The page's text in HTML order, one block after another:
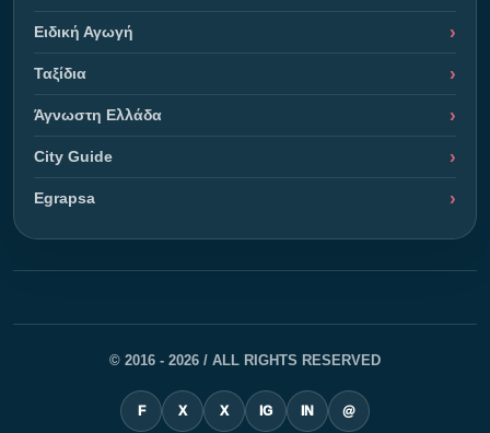
Ειδική Αγωγή
Ταξίδια
Άγνωστη Ελλάδα
City Guide
Egrapsa
© 2016 - 2026 / ALL RIGHTS RESERVED
F X X IG IN @